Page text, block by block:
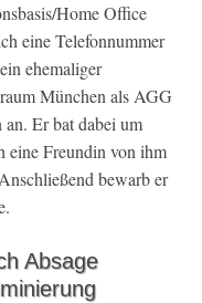
Home Office
eine Telefonnummer
ehemaliger
München als AGG
Er bat dabei um
Freundin von ihm
bewarb er
Absage